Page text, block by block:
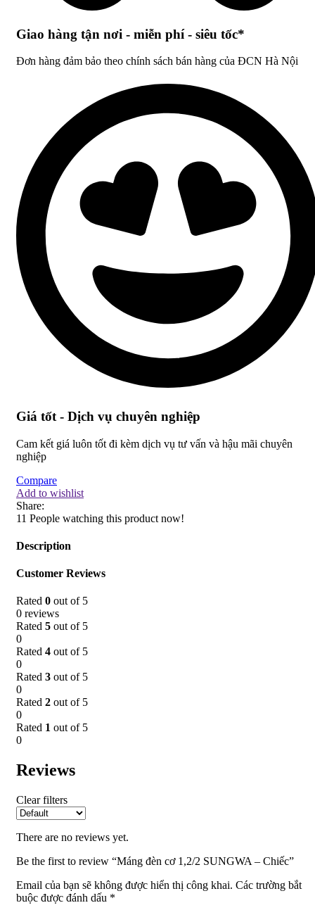
Giao hàng tận nơi - miễn phí - siêu tốc*
Đơn hàng đảm bảo theo chính sách bán hàng của ĐCN Hà Nội
Giá tốt - Dịch vụ chuyên nghiệp
Cam kết giá luôn tốt đi kèm dịch vụ tư vấn và hậu mãi chuyên
nghiệp
Compare
Add to wishlist
Share:
11 People watching this product now!
Description
Customer Reviews
Rated 0 out of 5
0 reviews
Rated 5 out of 5
0
Rated 4 out of 5
0
Rated 3 out of 5
0
Rated 2 out of 5
0
Rated 1 out of 5
0
Reviews
Clear filters
There are no reviews yet.
Be the first to review “Máng đèn cơ 1,2/2 SUNGWA – Chiếc”
Email của bạn sẽ không được hiển thị công khai. Các trường bắt
buộc được đánh dấu *